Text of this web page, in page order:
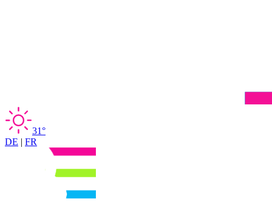
31°
DE | FR